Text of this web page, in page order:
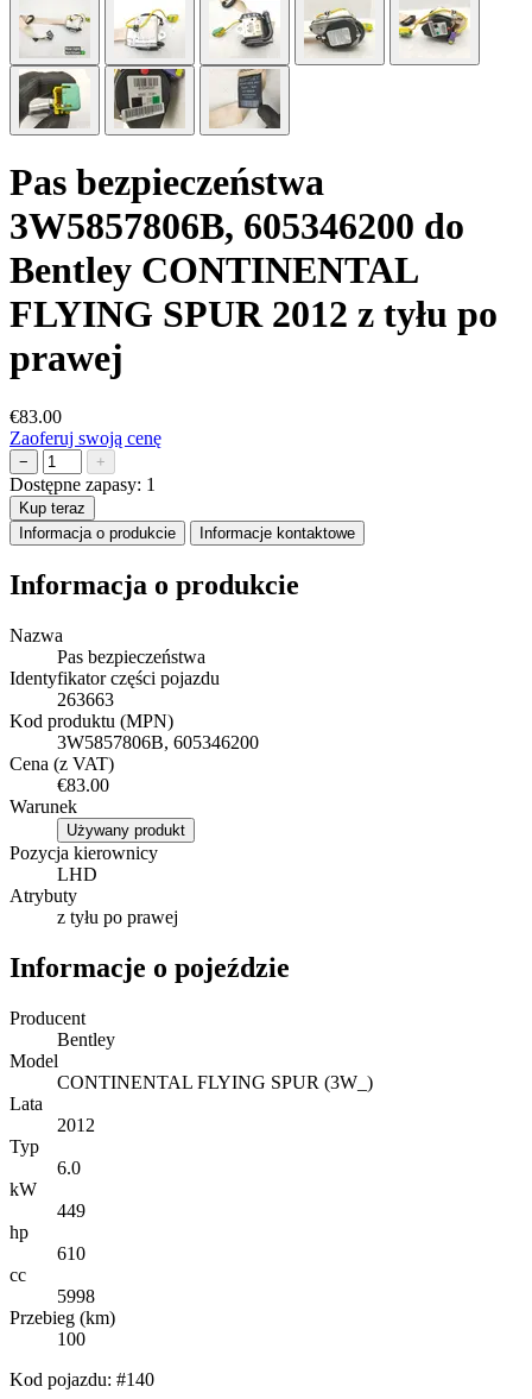
Pas bezpieczeństwa
3W5857806B, 605346200 do
Bentley CONTINENTAL
FLYING SPUR 2012 z tyłu po
prawej
€83.00
Zaoferuj swoją cenę
− +
Dostępne zapasy: 1
Kup teraz
Informacja o produkcie
Informacje kontaktowe
Informacja o produkcie
Nazwa
Pas bezpieczeństwa
Identyfikator części pojazdu
263663
Kod produktu (MPN)
3W5857806B, 605346200
Cena (z VAT)
€83.00
Warunek
Używany produkt
Pozycja kierownicy
LHD
Atrybuty
z tyłu po prawej
Informacje o pojeździe
Producent
Bentley
Model
CONTINENTAL FLYING SPUR (3W_)
Lata
2012
Typ
6.0
kW
449
hp
610
cc
5998
Przebieg (km)
100
Kod pojazdu: #140